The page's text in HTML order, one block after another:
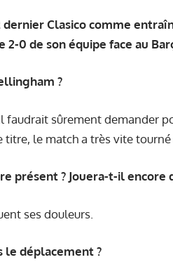
Clasico comme
0 de son équipe face au
?
faudrait sûrement demander
le match a très vite tourné
présent ? Jouera-t-il encore
ses douleurs.
le déplacement ?